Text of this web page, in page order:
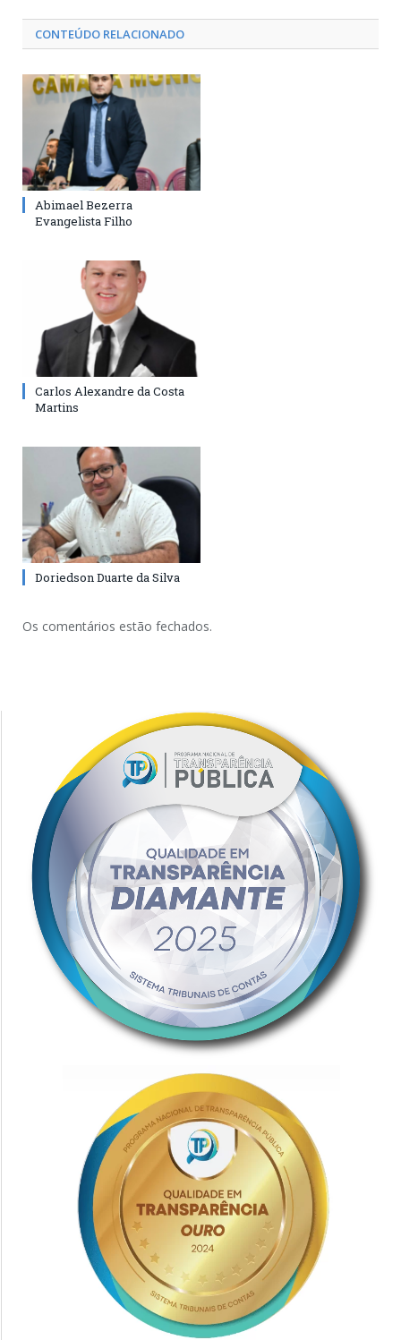
CONTEÚDO RELACIONADO
Abimael Bezerra
Evangelista Filho
Carlos Alexandre da Costa
Martins
Doriedson Duarte da Silva
Os comentários estão fechados.